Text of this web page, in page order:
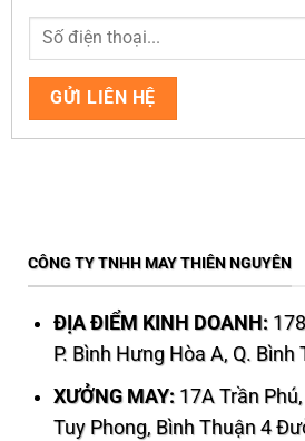
CÔNG TY TNHH MAY THIÊN NGUYÊN
ĐỊA ĐIỂM KINH DOANH:
P. Bình Hưng Hòa A, Q. Bình
XƯỞNG MAY: 17A Trần
Tuy Phong, Bình Thuận 4